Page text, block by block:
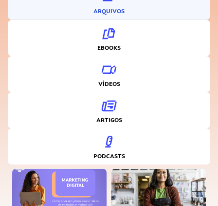
ARQUIVOS
EBOOKS
VÍDEOS
ARTIGOS
PODCASTS